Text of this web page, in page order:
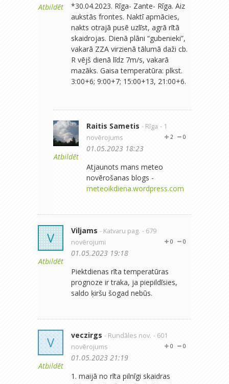
Atbildēt
*30.04.2023. Rīga- Zante- Rīga. Aiz
aukstās frontes. Naktī apmācies,
nakts otrajā pusē uzlīst, agrā rītā
skaidrojas. Dienā plāni “gubenieki”,
vakarā ZZA virzienā tālumā daži cb.
R vējš dienā līdz 7m/s, vakarā
mazāks. Gaisa temperatūra: plkst.
3:00+6; 9:00+7; 15:00+13, 21:00+6.
Atbildēt
Raitis Sametis - Rīga - 1
novērojums
0
2
01.05.2023 18:23
Atjaunots mans meteo
novērošanas blogs -
meteoikdiena.wordpress.com
V
Atbildēt
Viljams - Katvaru pag. - 679
novērojumi
0
0
01.05.2023 19:18
Piektdienas rīta temperatūras
prognoze ir traka, ja piepildīsies,
saldo ķiršu šogad nebūs.
V
Atbildēt
veczirgs - Rundāles nov. - 601
novērojums
0
0
01.05.2023 21:19
1. maijā no rīta pilnīgi skaidras